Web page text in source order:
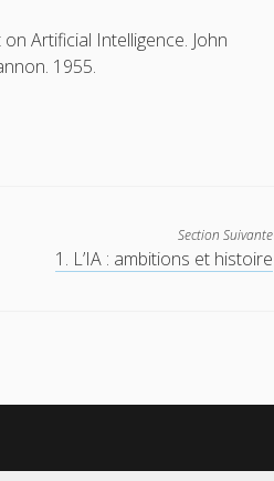
Artificial Intelligence. John
1955.
Section Suivante
1. L’IA : ambitions et histoire